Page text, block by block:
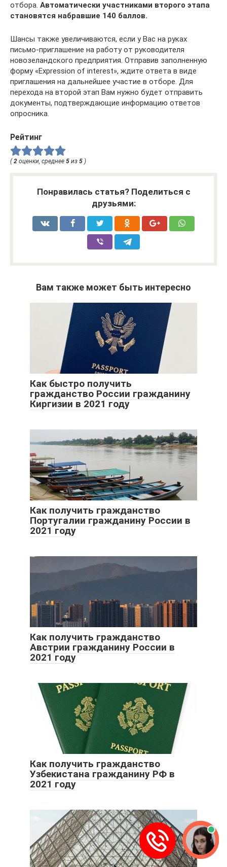
отбора. Автоматически участниками второго этапа
становятся набравшие 140 баллов.
Шансы также увеличиваются, если у Вас на руках
письмо-приглашение на работу от руководителя
новозеландского предприятия. Отправив заполненную
форму «Expression of interest», ждите ответа в виде
приглашения на дальнейшее участие в отборе. Для
перехода на второй этап Вам нужно будет отправить
документы, подтверждающие информацию ответов
опросника.
Рейтинг
( 2 оценки, среднее 5 из 5 )
Понравилась статья? Поделиться с
друзьями:
Вам также может быть интересно
Как быстро получить
гражданство России гражданину
Киргизии в 2021 году
Как получить гражданство
Португалии гражданину России в
2021 году
Как получить гражданство
Австрии гражданину России в
2021 году
Как получить гражданство
Узбекистана гражданину РФ в
2021 году